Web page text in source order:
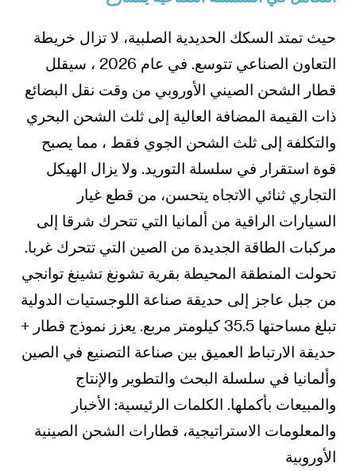
حيث تمتد السكك الحديدية الصلبية، لا تزال خريطة
التعاون الصناعي تتوسع. في عام 2026 ، سيقلل
قطار الشحن الصيني الأوروبي من وقت نقل البضائع
ذات القيمة المضافة العالية إلى ثلث الشحن البحري
والتكلفة إلى ثلث الشحن الجوي فقط ، مما يصبح
قوة استقرار في سلسلة التوريد. ولا يزال الهيكل
التجاري ثنائي الاتجاه يتحسن، من قطع غيار
السيارات الراقية من ألمانيا التي تتحرك شرقا إلى
مركبات الطاقة الجديدة من الصين التي تتحرك غربا.
تحولت المنطقة المحيطة بقرية تشونغ تشينغ توانجي
من جبل عاجز إلى حديقة صناعة اللوجستيات الدولية
تبلغ مساحتها 35.5 كيلومتر مربع. يعزز نموذج قطار +
حديقة الارتباط العميق بين صناعة التصنيع في الصين
وألمانيا في سلسلة البحث والتطوير والإنتاج
والمبيعات بأكملها. الكلمات الرئيسية: الأخبار
والمعلومات الاستراتيجية، قطارات الشحن الصينية
الأوروبية